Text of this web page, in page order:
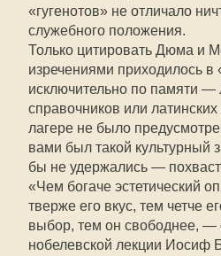
«гугенотов» не отличало
служебного положения.
Только цитировать Дюма и
изречениями приходилось
исключительно по памяти —
справочников или
лагере не было
вами был такой культурный
бы не удержались —
«Чем богаче эстетический
тверже его вкус, тем четче
выбор, тем он свободнее, —
нобелевской лекции Иосиф